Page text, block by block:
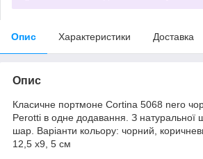
Опис Характеристики Доставка
Опис
Класичне портмоне Cortina 5068 nero
Perotti в одне додавання. З натуральної
шар. Варіанти кольору: чорний,
12,5 х9, 5 см